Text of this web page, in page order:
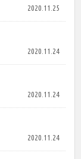
2020.11.25
2020.11.24
2020.11.24
2020.11.24